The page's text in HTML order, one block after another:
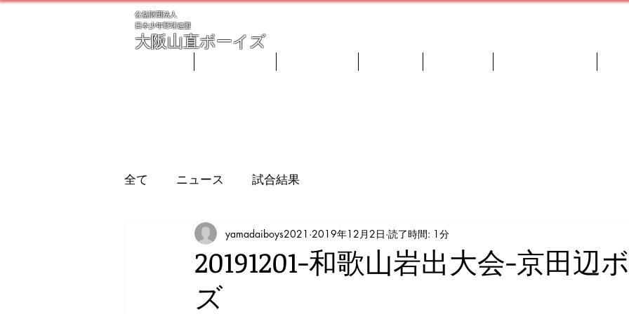
公益財団法人
​日本少年野球連盟
大阪山直ボーイズ
全て ニュース 試合結果
20191201-和歌山岩出大会-京田辺
ズ
yamadaiboys2021 2019年12月2日 読了時間: 1分